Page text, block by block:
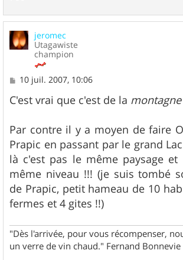
jeromec
Utagawiste
champion
M
s
s
g
e
10 juil. 2007, 10:06
C'est vrai que c'est de la
Par contre il y a moyen de faire
Prapic en passant par le grand
là c'est pas le même paysage
même niveau !!! (je suis tombé
de Prapic, petit hameau de 10
fermes et 4 gites !!)
"Dès l'arrivée, pour vous récompenser,
un verre de vin chaud." Fernand